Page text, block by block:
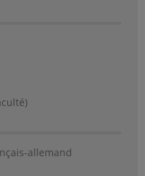
allemand